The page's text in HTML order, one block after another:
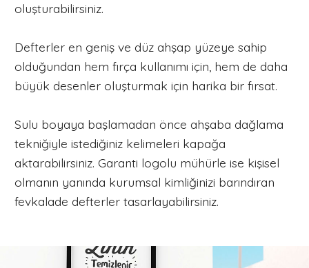
oluşturabilirsiniz.
Defterler en geniş ve düz ahşap yüzeye sahip
olduğundan hem fırça kullanımı için, hem de daha
büyük desenler oluşturmak için harika bir fırsat.
Sulu boyaya başlamadan önce ahşaba dağlama
tekniğiyle istediğiniz kelimeleri kapağa
aktarabilirsiniz. Garanti logolu mühürle ise kişisel
olmanın yanında kurumsal kimliğinizi barındıran
fevkalade defterler tasarlayabilirsiniz.